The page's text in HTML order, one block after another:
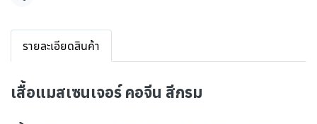
รายละเอียดสินค้า
เสื้อแมสเซนเจอร์ คอจีน สีกรม